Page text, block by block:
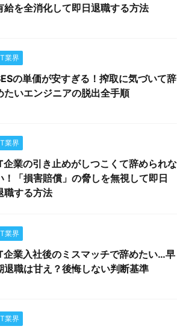
給を全消化して即日退職する方法
業界
の単価が安すぎる！搾取に気づいて辞
たいエンジニアの脱出全手順
業界
企業の引き止めがしつこくて辞められな
！「損害賠償」の脅しを無視して即日
職する方法
業界
企業入社後のミスマッチで辞めたい…早
退職は甘え？後悔しない判断基準
業界